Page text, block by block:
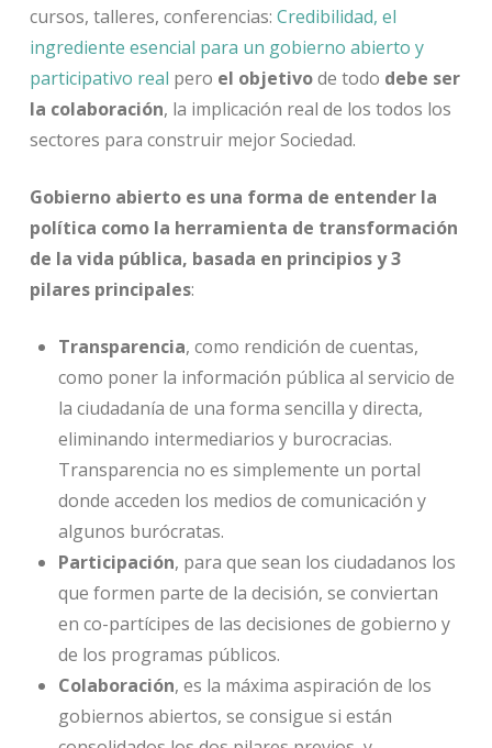
cursos, talleres, conferencias: Credibilidad, el
ingrediente esencial para un gobierno abierto y
participativo real pero el objetivode todo debe ser
la colaboración, la implicación real de los todos los
sectores para construir mejor Sociedad.
Gobierno abierto es una forma de entender la
política como la herramienta de transformación
de la vida pública, basada en principios y 3
pilares principales:
Transparencia, como rendición de cuentas,
como poner la información pública al servicio de
la ciudadanía de una forma sencilla y directa,
eliminando intermediarios y burocracias.
Transparencia no es simplemente un portal
donde acceden los medios de comunicación y
algunos burócratas.
Participación, para que sean los ciudadanos los
que formen parte de la decisión, se conviertan
en co-partícipes de las decisiones de gobierno y
de los programas públicos.
Colaboración, es la máxima aspiración de los
gobiernos abiertos, se consigue si están